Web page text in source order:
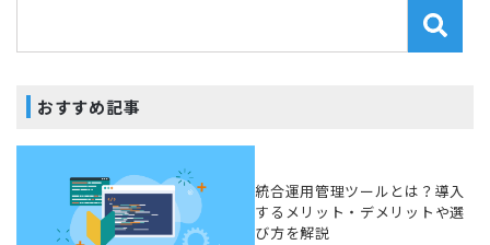
おすすめ記事
統合運用管理ツールとは？導入
するメリット・デメリットや選
び方を解説